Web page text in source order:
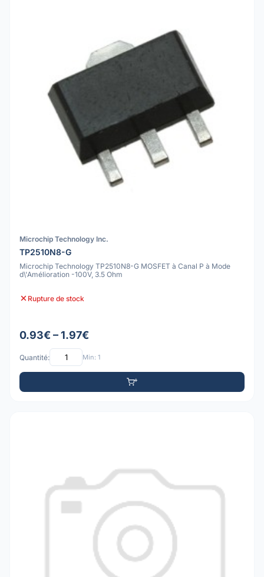
Microchip Technology Inc.
TP2510N8-G
Microchip Technology TP2510N8-G MOSFET à Canal P à Mode
d\'Amélioration -100V, 3.5 Ohm
Rupture de stock
0.93€ – 1.97€
Quantité: Min: 1